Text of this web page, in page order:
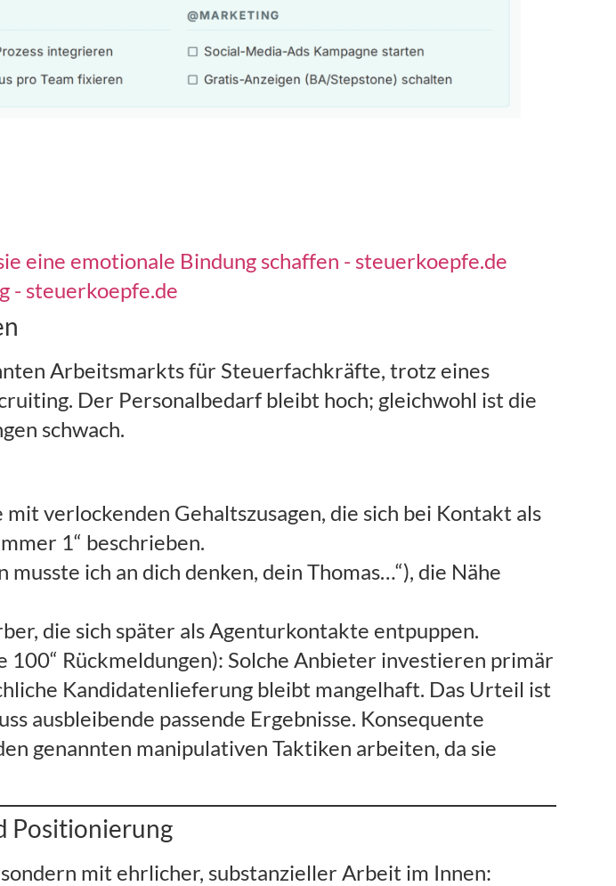
eine emotionale Bindung schaffen - steuerkoepfe.de
- steuerkoepfe.de
Arbeitsmarkts für Steuerfachkräfte, trotz eines
Der Personalbedarf bleibt hoch; gleichwohl ist die
schwach.
verlockenden Gehaltszusagen, die sich bei Kontakt als
1“ beschrieben.
ich an dich denken, dein Thomas…“), die Nähe
die sich später als Agenturkontakte entpuppen.
Rückmeldungen): Solche Anbieter investieren primär
Kandidatenlieferung bleibt mangelhaft. Das Urteil ist
ausbleibende passende Ergebnisse. Konsequente
genannten manipulativen Taktiken arbeiten, da sie
Positionierung
mit ehrlicher, substanzieller Arbeit im Innen: